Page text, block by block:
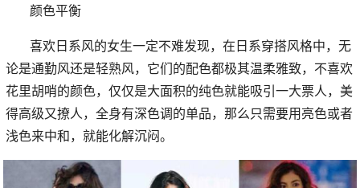
颜色平衡
喜欢日系风的女生一定不难发现，在日系穿搭风格中，无
论是通勤风还是轻熟风，它们的配色都极其温柔雅致，不喜欢
花里胡哨的颜色，仅仅是大面积的纯色就能吸引一大票人，美
得高级又撩人，全身有深色调的单品，那么只需要用亮色或者
浅色来中和，就能化解沉闷。